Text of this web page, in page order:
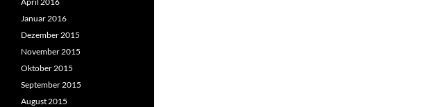
Januar 2016
Dezember 2015
November 2015
Oktober 2015
September 2015
August 2015